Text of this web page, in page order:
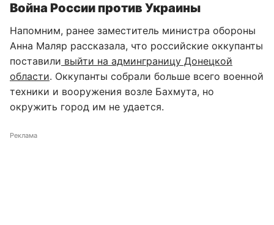
Война России против Украины
Напомним, ранее заместитель министра обороны
Анна Маляр рассказала, что российские оккупанты
поставили выйти на админграницу Донецкой
области. Оккупанты собрали больше всего военной
техники и вооружения возле Бахмута, но
окружить город им не удается.
Реклама